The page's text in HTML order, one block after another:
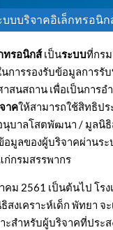
บบบริจาคอิเล็กทรอนิก
ทรอนิกส์เป็นระบบที่กร
การรองรับข้อมูลการรับ
สนสถาน เพื่อเป็นการอ
าคให้สามารถใช้สิทธิป
นุบาลโสตพัฒนา / มูลนิธิ
มูลของผู้บริจาคผ่านระ
ก่กรมสรรพากร
คม 2561 เป็นต้นไป โรง
งเคราะห์เด็ก พัทยา จ
ะสำหรับผู้บริจาคที่ประ